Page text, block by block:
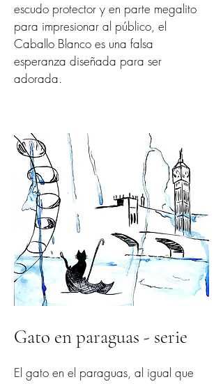
escudo protector y en parte megalito
para impresionar al público, el
Caballo Blanco es una falsa
esperanza diseñada para ser
adorada.
Gato en paraguas - serie
El gato en el paraguas, al igual que